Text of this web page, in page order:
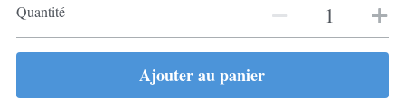
Quantité
Ajouter au panier